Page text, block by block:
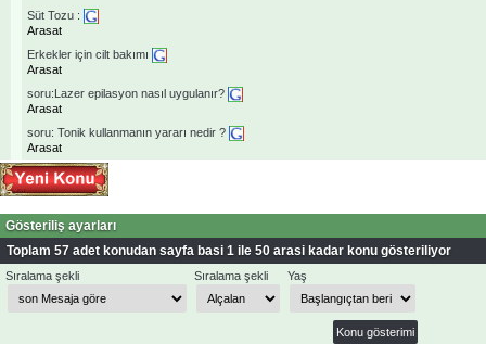
Süt Tozu :
Arasat
Erkekler için cilt bakımı
Arasat
soru:Lazer epilasyon nasıl uygulanır?
Arasat
soru: Tonik kullanmanın yararı nedir ?
Arasat
Gösteriliş ayarları
Toplam 57 adet konudan sayfa basi 1 ile 50 arasi kadar konu gösteriliyor
Sıralama şekli
Sıralama şekli Yaş